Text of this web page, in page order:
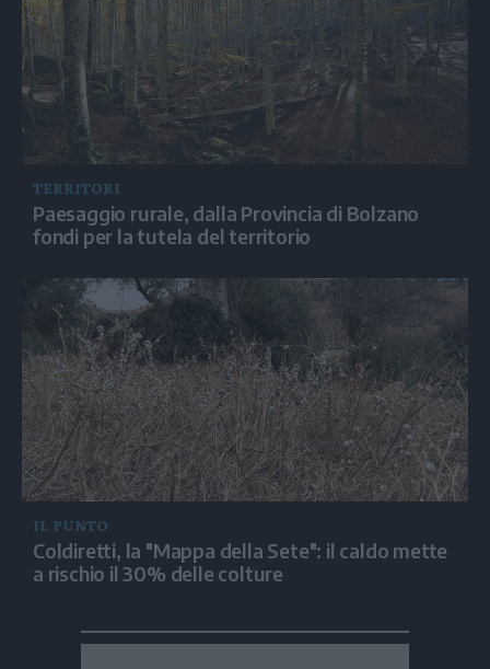
TERRITORI
Paesaggio rurale, dalla Provincia di Bolzano
fondi per la tutela del territorio
IL PUNTO
Coldiretti, la "Mappa della Sete": il caldo mette
a rischio il 30% delle colture